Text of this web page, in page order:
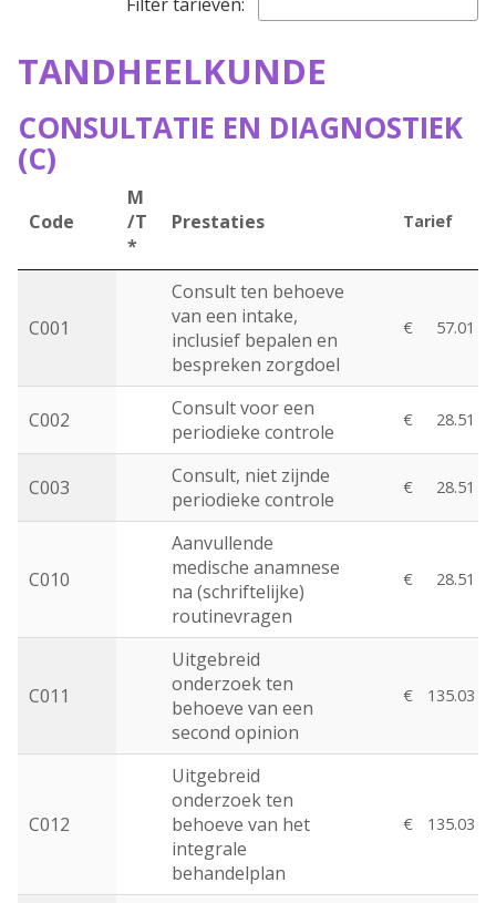
TANDHEELKUNDE
CONSULTATIE EN DIAGNOSTIEK
(C)
Code
M
/T
*
Prestaties Tarief
C001
Consult ten behoeve
van een intake,
inclusief bepalen en
bespreken zorgdoel
€ 57.01
C002
Consult voor een
periodieke controle
€ 28.51
C003
Consult, niet zijnde
periodieke controle
€ 28.51
C010
Aanvullende
medische anamnese
na (schriftelijke)
routinevragen
€ 28.51
C011
Uitgebreid
onderzoek ten
behoeve van een
second opinion
€ 135.03
C012
Uitgebreid
onderzoek ten
behoeve van het
integrale
behandelplan
€ 135.03